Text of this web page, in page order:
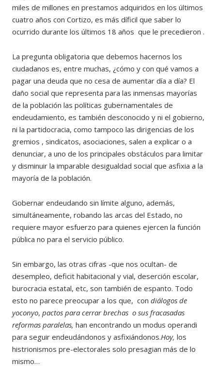
miles de millones en prestamos adquiridos en los últimos
cuatro años con Cortizo, es más díficil que saber lo
ocurrido durante los últimos 18 años que le precedieron .
La pregunta obligatoria que debemos hacernos los
ciudadanos es, entre muchas, ¿cómo y con qué vamos a
pagar una deuda que no cesa de aumentar día a día? El
daño social que representa para las inmensas mayorías
de la población las políticas gubernamentales de
endeudamiento, es también desconocido y ni el gobierno,
ni la partidocracia, como tampoco las dirigencias de los
gremios , sindicatos, asociaciones, salen a explicar o a
denunciar, a uno de los principales obstáculos para limitar
y disminuir la imparable desigualdad social que asfixia a la
mayoría de la población.
Gobernar endeudando sin límite alguno, además,
simultáneamente, robando las arcas del Estado, no
requiere mayor esfuerzo para quienes ejercen la función
pública no para el servicio público.
Sin embargo, las otras cifras -que nos ocultan- de
desempleo, deficit habitacional y vial, deserción escolar,
burocracia estatal, etc, son también de espanto. Todo
esto no parece preocupar a los que, con diálogos de
yoconyo, pactos para cerrar brechas o sus fracasadas
reformas paralelas, han encontrando un modus operandi
para seguir endeudándonos y asfixiándonos.Hoy, los
histrionismos pre-electorales solo presagian más de lo
mismo…